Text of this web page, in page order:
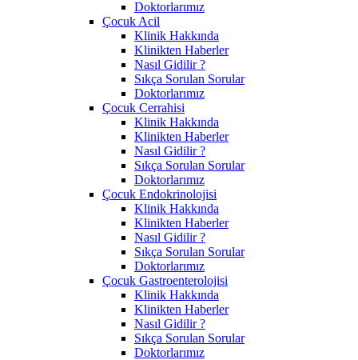
Doktorlarımız
Çocuk Acil
Klinik Hakkında
Klinikten Haberler
Nasıl Gidilir ?
Sıkça Sorulan Sorular
Doktorlarımız
Çocuk Cerrahisi
Klinik Hakkında
Klinikten Haberler
Nasıl Gidilir ?
Sıkça Sorulan Sorular
Doktorlarımız
Çocuk Endokrinolojisi
Klinik Hakkında
Klinikten Haberler
Nasıl Gidilir ?
Sıkça Sorulan Sorular
Doktorlarımız
Çocuk Gastroenterolojisi
Klinik Hakkında
Klinikten Haberler
Nasıl Gidilir ?
Sıkça Sorulan Sorular
Doktorlarımız